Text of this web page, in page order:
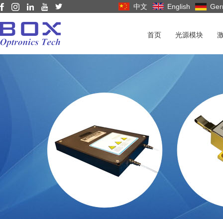
English
中文
首页 光源模块